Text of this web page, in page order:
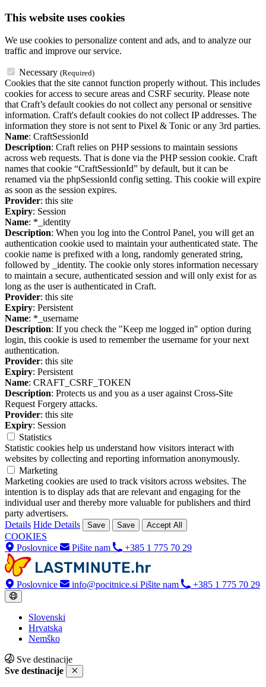
This website uses cookies
We use cookies to personalize content and ads, and to analyze our
traffic and improve our service.
Necessary (Required)
Cookies that the site cannot function properly without. This includes
cookies for access to secure areas and CSRF security. Please note
that Craft’s default cookies do not collect any personal or sensitive
information. Craft's default cookies do not collect IP addresses. The
information they store is not sent to Pixel & Tonic or any 3rd parties.
Name: CraftSessionId
Description: Craft relies on PHP sessions to maintain sessions
across web requests. That is done via the PHP session cookie. Craft
names that cookie “CraftSessionId” by default, but it can be
renamed via the phpSessionId config setting. This cookie will expire
as soon as the session expires.
Provider: this site
Expiry: Session
Name: *_identity
Description: When you log into the Control Panel, you will get an
authentication cookie used to maintain your authenticated state. The
cookie name is prefixed with a long, randomly generated string,
followed by _identity. The cookie only stores information necessary
to maintain a secure, authenticated session and will only exist for as
long as the user is authenticated in Craft.
Provider: this site
Expiry: Persistent
Name: *_username
Description: If you check the "Keep me logged in" option during
login, this cookie is used to remember the username for your next
authentication.
Provider: this site
Expiry: Persistent
Name: CRAFT_CSRF_TOKEN
Description: Protects us and you as a user against Cross-Site
Request Forgery attacks.
Provider: this site
Expiry: Session
Statistics
Statistic cookies help us understand how visitors interact with
websites by collecting and reporting information anonymously.
Marketing
Marketing cookies are used to track visitors across websites. The
intention is to display ads that are relevant and engaging for the
individual user and thereby more valuable for publishers and third
party advertisers.
Details Hide Details Save Save Accept All
COOKIES
Poslovnice
Pišite nam +385 1 775 70 29
Poslovnice info@pocitnice.si Pišite nam +385 1 775 70 29
Slovenski
Hrvatska
Nemško
Sve destinacije
Sve destinacije